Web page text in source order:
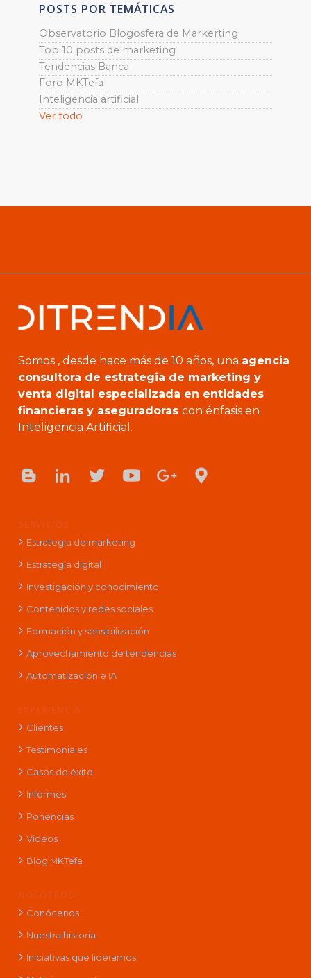
POSTS POR TEMÁTICAS
Observatorio Blogosfera de Markerting
Top 10 posts de marketing
Tendencias Banca
Foro MKTefa
Inteligencia artificial
Ver todo
Somos , desde hace más de 10 años, una agencia
consultora de estrategia de marketing y
venta digital especializada en entidades
financieras y aseguradoras con énfasis en
Inteligencia Artificial.
SERVICIOS
Estrategia de marketing
Estrategia digital
Investigación y conocimiento
Contenidos y redes sociales
Formación y sensibilización
Aprovechamiento de tendencias
Automatización e IA
EXPERIENCIA
Clientes
Testimoniales
Casos de éxito
Informes
Ponencias
Videos
Blog MKTefa
NOSOTROS
Conócenos
Nuestra historia
Iniciativas que lideramos